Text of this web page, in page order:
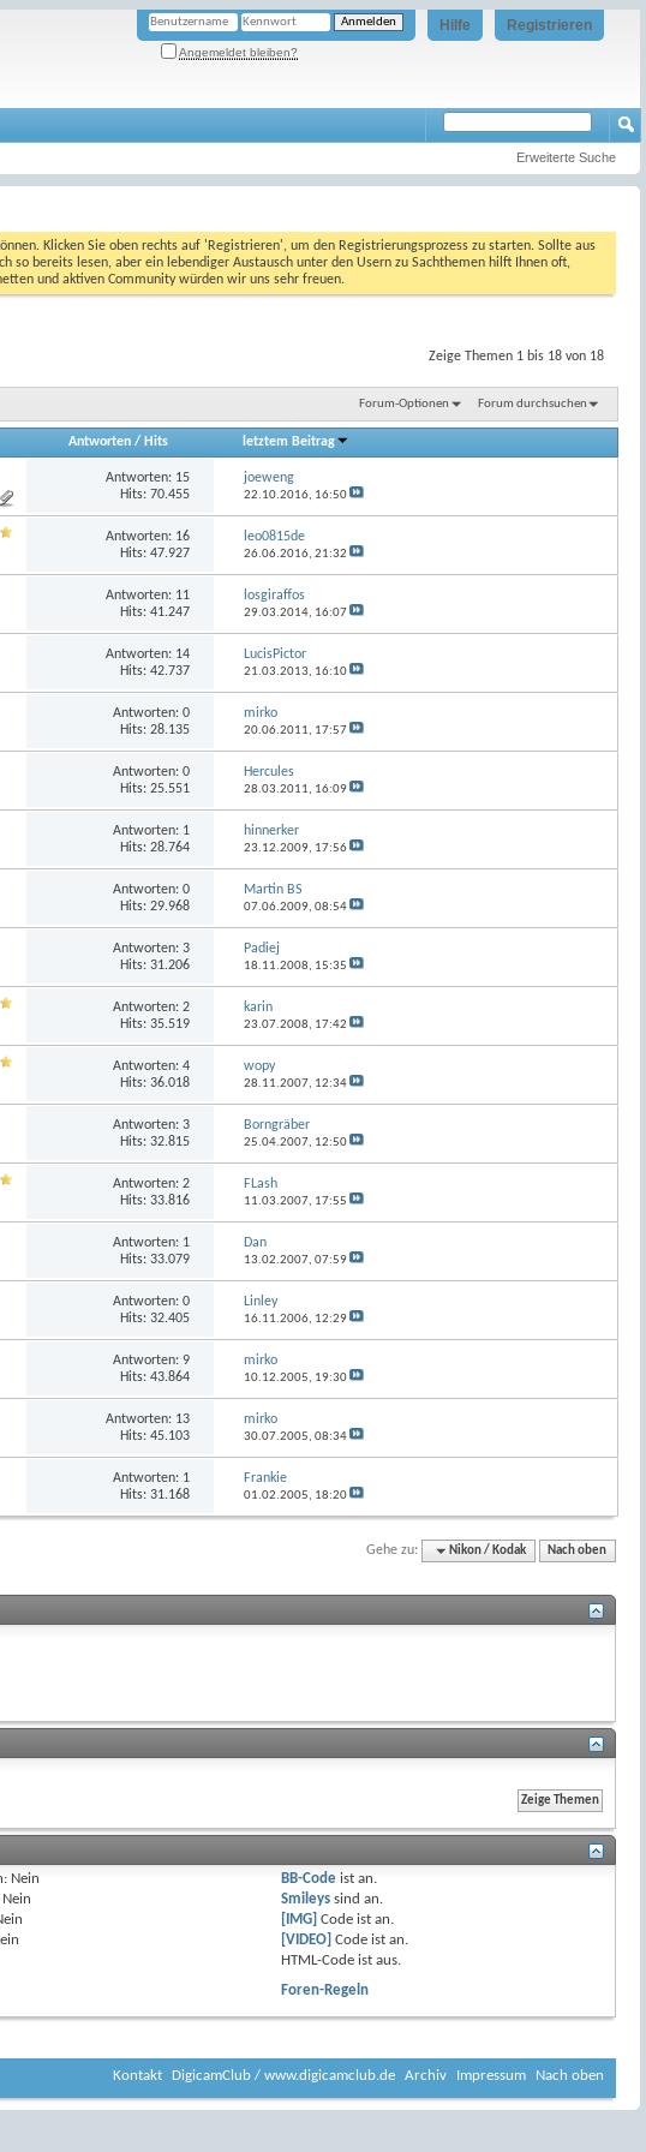
Registrieren
Hilfe
Angemeldet bleiben?
Erweiterte Suche
Klicken Sie oben rechts auf 'Registrieren', um den Registrierungsprozess zu starten. Sollte aus
so bereits lesen, aber ein lebendiger Austausch unter den Usern zu Sachthemen hilft Ihnen oft,
und aktiven Community würden wir uns sehr freuen.
Zeige Themen 1 bis 18 von 18
Forum-Optionen Forum durchsuchen
Antworten / Hits letztem Beitrag
Antworten: 15
Hits: 70.455
joeweng
22.10.2016, 16:50
Antworten: 16
Hits: 47.927
leo0815de
26.06.2016,21:32
Antworten: 11
Hits: 41.247
losgiraffos
29.03.2014, 16:07
Antworten: 14
Hits: 42.737
LucisPictor
21.03.2013, 16:10
Antworten: 0
Hits: 28.135
mirko
20.06.2011, 17:57
Antworten: 0
Hits: 25.551
Hercules
28.03.2011, 16:09
Antworten: 1
Hits: 28.764
hinnerker
23.12.2009, 17:56
Antworten: 0
Hits: 29.968
Martin BS
07.06.2009,08:54
Antworten: 3
Hits: 31.206
Padiej
18.11.2008, 15:35
Antworten: 2
Hits: 35.519
karin
23.07.2008, 17:42
Antworten: 4
Hits: 36.018
wopy
28.11.2007, 12:34
Antworten: 3
Hits: 32.815
Borngräber
25.04.2007, 12:50
Antworten: 2
Hits: 33.816
FLash
11.03.2007, 17:55
Antworten: 1
Hits: 33.079
Dan
13.02.2007,07:59
Antworten: 0
Hits: 32.405
Linley
16.11.2006, 12:29
Antworten: 9
Hits: 43.864
mirko
10.12.2005, 19:30
Antworten: 13
Hits: 45.103
mirko
30.07.2005,08:34
Antworten: 1
Hits: 31.168
Frankie
01.02.2005, 18:20
Gehe zu: Nikon / Kodak Nach oben
Nein
Nein
BB-Codeist an.
Smileyssind an.
[IMG] Code ist an.
[VIDEO] Code ist an.
HTML-Code ist aus.
Foren-Regeln
Kontakt DigicamClub / www.digicamclub.de Archiv Impressum Nach oben